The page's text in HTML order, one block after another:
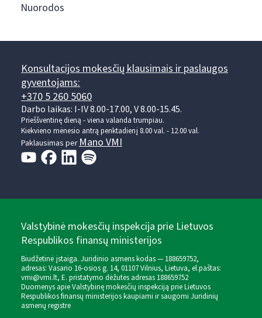
Nuorodos
Konsultacijos mokesčių klausimais ir paslaugos
gyventojams:
+370 5 260 5060
Darbo laikas: I-IV 8.00-17.00, V 8.00-15.45.
Prieššventinę dieną - viena valanda trumpiau.
Kiekvieno mėnesio antrą penktadienį 8.00 val. - 12.00 val.
Paklausimas perMano VMI
Valstybinė mokesčių inspekcija prie Lietuvos
Respublikos finansų ministerijos
Biudžetinė įstaiga. Juridinio asmens kodas — 188659752,
adresas: Vasario 16-osios g. 14, 01107 Vilnius, Lietuva, el.paštas:
vmi@vmi.lt, E. pristatymo dėžutės adresas 188659752
Duomenys apie Valstybinę mokesčių inspekciją prie Lietuvos
Respublikos finansų ministerijos kaupiami ir saugomi Juridinių
asmenų registre